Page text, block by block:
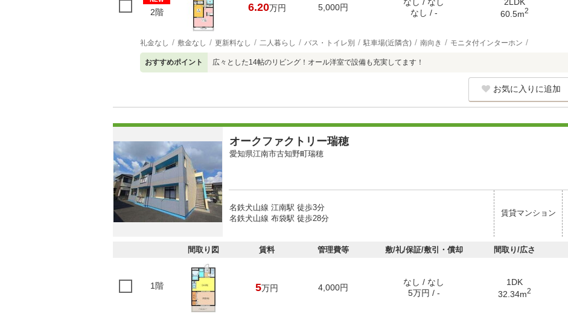
2階 6.20万円 5,000円
なし / -
60.5m2
礼金なし 敷金なし 更新料なし 二人暮らし バス・トイレ別 駐車場(近隣含) 南向き モニタ付インターホン
おすすめポイント 広々とした14帖のリビング！オール洋室で設備も充実してます！
お気に入りに追加
オークファクトリー瑞穂
愛知県江南市古知野町瑞穂
名鉄犬山線 江南駅 徒歩3分
名鉄犬山線 布袋駅 徒歩28分
賃貸マンション
間取り図 賃料 管理費等 敷/礼/保証/敷引・償却 間取り/広さ
1階 5万円 4,000円
なし / なし
5万円 / -
1DK
32.34m2